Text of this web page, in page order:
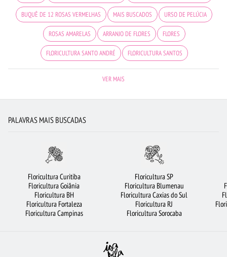
BUQUÊ DE 12 ROSAS VERMELHAS MAIS BUSCADOS URSO DE PELÚCIA
ROSAS AMARELAS ARRANJO DE FLORES FLORES
FLORICULTURA SANTO ANDRÉ FLORICULTURA SANTOS
FLORICULTURA RECIFE FLORICULTURA OSASCO
FLORICULTURA BH FLORICULTURA SÃO JOSÉ DOS CAMPOS
FLORICULTURA GUARULHOS FLORES DO CAMPO RAMALHETE DE FLORES
FLORICULTURA MANAUS
VER MAIS
PALAVRAS MAIS BUSCADAS
Floricultura Curitiba
Floricultura Goiânia
Floricultura BH
Floricultura Fortaleza
Floricultura Campinas
Floricultura SP
Floricultura Blumenau
Floricultura Caxias do Sul
Floricultura RJ
Floricultura Sorocaba